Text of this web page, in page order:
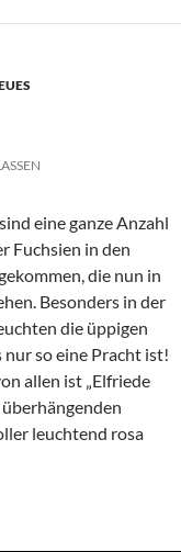
eine ganze Anzahl
Fuchsien in den
die nun in
Besonders in der
die üppigen
nur so eine Pracht ist!
allen ist „Elfriede
leuchtend rosa